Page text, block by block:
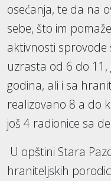
osećanja, te da na
sebe, što im
aktivnosti sprovode
uzrasta od 6 do
godina, ali i sa
realizovano 8 a do
još 4 radionice sa
U opštini Stara
hraniteljskih